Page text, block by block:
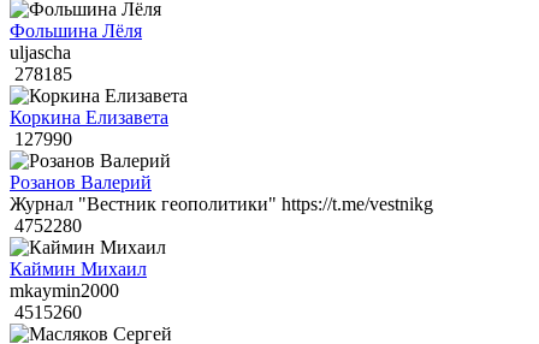
Фольшина Лёля
uljascha
278185
Коркина Елизавета
127990
Розанов Валерий
Журнал "Вестник геополитики" https://t.me/vestnikg
4752280
Каймин Михаил
mkaymin2000
4515260